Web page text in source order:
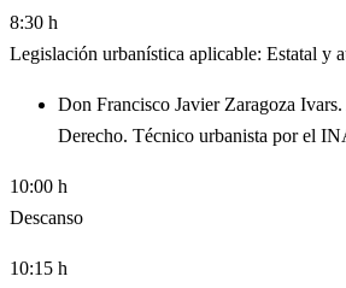
8:30 h
Legislación urbanística aplicable: Estatal y
Don Francisco Javier Zaragoza
Derecho. Técnico urbanista por el
10:00 h
Descanso
10:15 h